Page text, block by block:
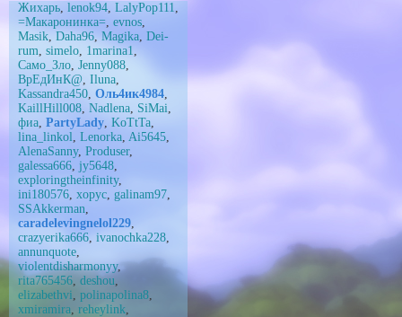
Жихарь, lenok94, LalyPop111,
=Макаронинка=, evnos,
Masik, Daha96, Magika, Dei-
rum, simelo, 1marina1,
Само_Зло, Jenny088,
ВрEдИнК@, Iluna,
Kassandra450, Оль4ик4984,
KaillHill008, Nadlena, SiMai,
фиа, PartyLady, KoTtTa,
lina_linkol, Lenorka, Ai5645,
AlenaSanny, Produser,
galessa666, jy5648,
exploringtheinfinity,
ini180576, xopyc, galinam97,
SSAkkerman,
caradelevingnelol229,
crazyerika666, ivanochka228,
annunquote,
violentdisharmonyy,
rita765456, deshou,
elizabethvi, polinapolina8,
xmiramira, reheylink,